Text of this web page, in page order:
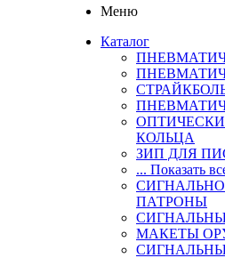
Меню
Каталог
КОЛЬЦА
ЗИП ДЛЯ
... Показать
ПАТРОНЫ
МАКЕТЫ